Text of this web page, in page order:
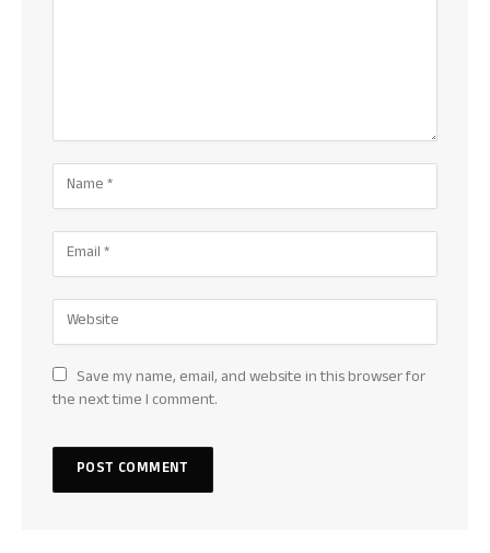
Save my name, email, and website in this browser for
the next time I comment.